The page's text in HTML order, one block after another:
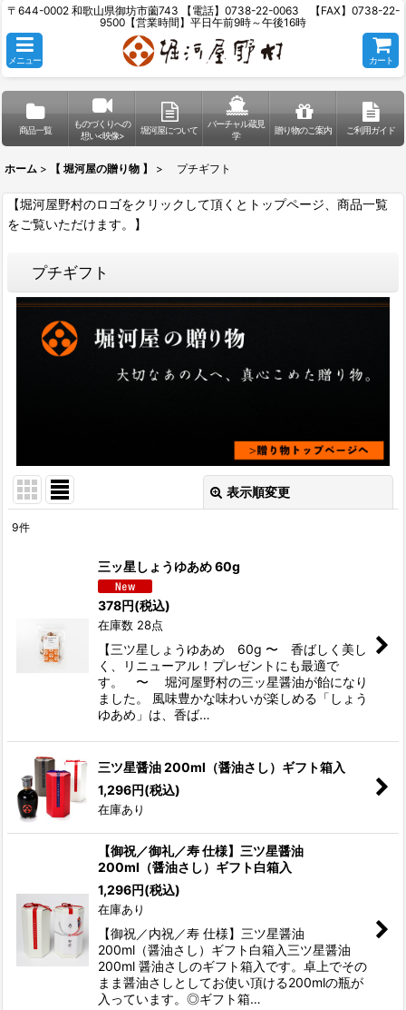
〒644-0002 和歌山県御坊市薗743 【電話】0738-22-0063 【FAX】0738-22-
9500【営業時間】平日午前9時～午後16時
メニュー カート
商品一覧
ものづくりへの
想い<映像>
堀河屋について
バーチャル蔵見
学
贈り物のご案内 ご利用ガイド
ホーム > 【 堀河屋の贈り物 】 > プチギフト
【堀河屋野村のロゴをクリックして頂くとトップページ、商品一覧
をご覧いただけます。】
プチギフト
表示順変更
絞り込む
9件
三ッ星しょうゆあめ 60g
378円(税込)
在庫数 28点
【三ツ星しょうゆあめ 60g 〜 香ばしく美し
く、リニューアル！プレゼントにも最適で
す。 〜 堀河屋野村の三ッ星醤油が飴になり
ました。 風味豊かな味わいが楽しめる「しょう
ゆあめ」は、香ば…
三ツ星醤油 200ml（醤油さし）ギフト箱入
1,296円(税込)
在庫あり
【御祝／御礼／寿 仕様】三ツ星醤油
200ml（醤油さし）ギフト白箱入
1,296円(税込)
在庫あり
【御祝／内祝／寿 仕様】三ツ星醤油
200ml（醤油さし）ギフト白箱入三ツ星醤油
200ml 醤油さしのギフト箱入です。卓上でその
まま醤油さしとしてお使い頂ける200mlの瓶が
入っています。◎ギフト箱…